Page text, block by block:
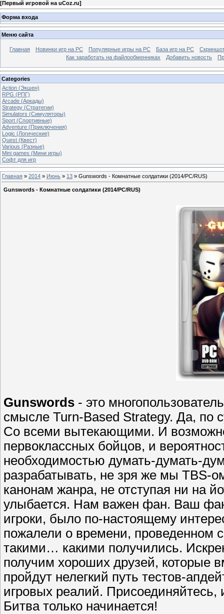
[Первый игровой на uCoz.ru]
Форма входа
Меню сайта
Главная Новинки игр на PC Популярные игры на PC База игр на РС
Как заработать на файлообменниках
Добавить новость
Categories
Action (Экшен)
RPG (РПГ)
Arcade (Аркады)
Strategy (Стратегии)
Simulators (Симуляторы)
Sport (Спортивные)
Adventure (Приключения)
Logic (Логические)
Quest (Квест)
Various (Разные)
Mini games (Мини игры)
Софт для игр
Главная » 2014 » Июнь » 13 » Gunswords - Комнатные солдатики (2014/PC/RUS)
Gunswords - Комнатные солдатики (2014/PC/RUS)
Gunswords - это
смысле Turn-Based Strategy. Да, по
Со всеми вытекающими. И
первоклассных бойцов, и
необходимостью думать-думать-
разрабатывать, не зря же мы TBS-
канонам жанра, не отступая ни на
улыбается. Нам важен фан. Ваш
игроки, было по-настоящему
пожалели о времени, проведенном
такими… какими получились.
получим хороших друзей, которые
пройдут нелегкий путь тестов-
игровых реалий. Присоединяйтесь,
Битва только начинается!